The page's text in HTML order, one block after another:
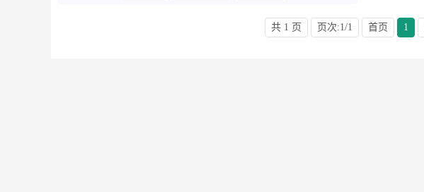
共 1 页 页次:1/1 首页 1